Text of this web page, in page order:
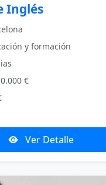
Inglés
y formación
€
Ver Detalle